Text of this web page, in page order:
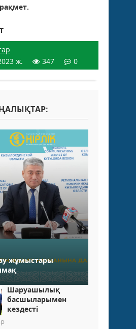
ж.
347 0
жұмыстары
Шаруашылық
басшыларымен
кездесті